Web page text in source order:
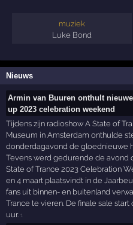
muziek
Luke Bond
Nieuws
Armin van Buuren onthult
up 2023 celebration weekend
Tijdens zijn radioshow A State of
Museum in Amsterdam onthulde
donderdagavond de gloednieuwe
Tevens werd gedurende de
State of Trance 2023 Celebration
en 4 maart plaatsvindt in de
fans uit binnen- en buitenland
Trance te vieren. De finale sale start
uur. 1